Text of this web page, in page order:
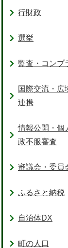
行財政
選挙
監査・コンプ
国際交流・広
連携
情報公開・個
政不服審査
審議会・委員
ふるさと納税
自治体DX
町の人口